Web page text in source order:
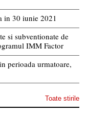
in 30 iunie 2021
si subventionate de
IMM Factor
perioada urmatoare,
Toate stirile